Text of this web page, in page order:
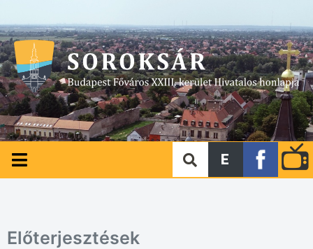
E
Előterjesztések